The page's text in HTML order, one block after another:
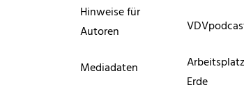
Hinweise für
Autoren
Mediadaten
Erde